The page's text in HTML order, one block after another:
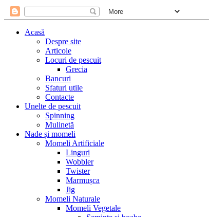
Acasă
Despre site
Articole
Locuri de pescuit
Grecia
Bancuri
Sfaturi utile
Contacte
Unelte de pescuit
Spinning
Mulinetă
Nade și momeli
Momeli Artificiale
Linguri
Wobbler
Twister
Marmușca
Jig
Momeli Naturale
Momeli Vegetale